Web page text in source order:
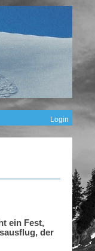
Login
ein Fest,
der